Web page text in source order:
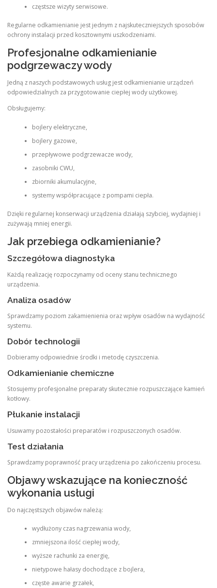
częstsze wizyty serwisowe.
Regularne odkamienianie jest jednym z najskuteczniejszych sposobów
ochrony instalacji przed kosztownymi uszkodzeniami.
Profesjonalne odkamienianie
podgrzewaczy wody
Jedną z naszych podstawowych usług jest odkamienianie urządzeń
odpowiedzialnych za przygotowanie ciepłej wody użytkowej.
Obsługujemy:
bojlery elektryczne,
bojlery gazowe,
przepływowe podgrzewacze wody,
zasobniki CWU,
zbiorniki akumulacyjne,
systemy współpracujące z pompami ciepła.
Dzięki regularnej konserwacji urządzenia działają szybciej, wydajniej i
zużywają mniej energii.
Jak przebiega odkamienianie?
Szczegółowa diagnostyka
Każdą realizację rozpoczynamy od oceny stanu technicznego
urządzenia.
Analiza osadów
Sprawdzamy poziom zakamienienia oraz wpływ osadów na wydajność
systemu.
Dobór technologii
Dobieramy odpowiednie środki i metodę czyszczenia.
Odkamienianie chemiczne
Stosujemy profesjonalne preparaty skutecznie rozpuszczające kamień
kotłowy.
Płukanie instalacji
Usuwamy pozostałości preparatów i rozpuszczonych osadów.
Test działania
Sprawdzamy poprawność pracy urządzenia po zakończeniu procesu.
Objawy wskazujące na konieczność
wykonania usługi
Do najczęstszych objawów należą:
wydłużony czas nagrzewania wody,
zmniejszona ilość ciepłej wody,
wyższe rachunki za energię,
nietypowe hałasy dochodzące z bojlera,
częste awarie grzałek,